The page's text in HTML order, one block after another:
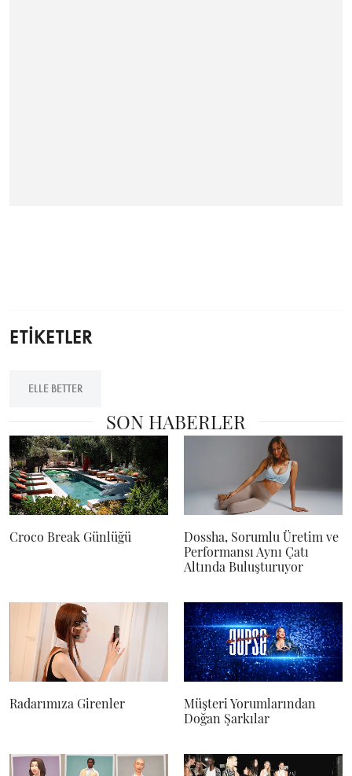
ETİKETLER
ELLE BETTER
SON HABERLER
Croco Break Günlüğü
Dossha, Sorumlu Üretim ve
Performansı Aynı Çatı
Altında Buluşturuyor
Radarımıza Girenler
Müşteri Yorumlarından
Doğan Şarkılar